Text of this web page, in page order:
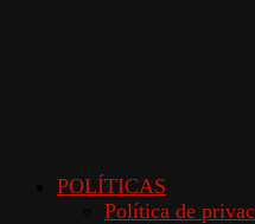
POLÍTICAS
Política de